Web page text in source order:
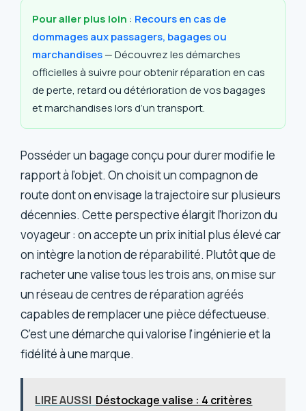
Pour aller plus loin : Recours en cas de
dommages aux passagers, bagages ou
marchandises— Découvrez les démarches
officielles à suivre pour obtenir réparation en cas
de perte, retard ou détérioration de vos bagages
et marchandises lors d’un transport.
Posséder un bagage conçu pour durer modifie le
rapport à l’objet. On choisit un compagnon de
route dont on envisage la trajectoire sur plusieurs
décennies. Cette perspective élargit l’horizon du
voyageur : on accepte un prix initial plus élevé car
on intègre la notion de réparabilité. Plutôt que de
racheter une valise tous les trois ans, on mise sur
un réseau de centres de réparation agréés
capables de remplacer une pièce défectueuse.
C’est une démarche qui valorise l’ingénierie et la
fidélité à une marque.
LIRE AUSSI Déstockage valise : 4 critères